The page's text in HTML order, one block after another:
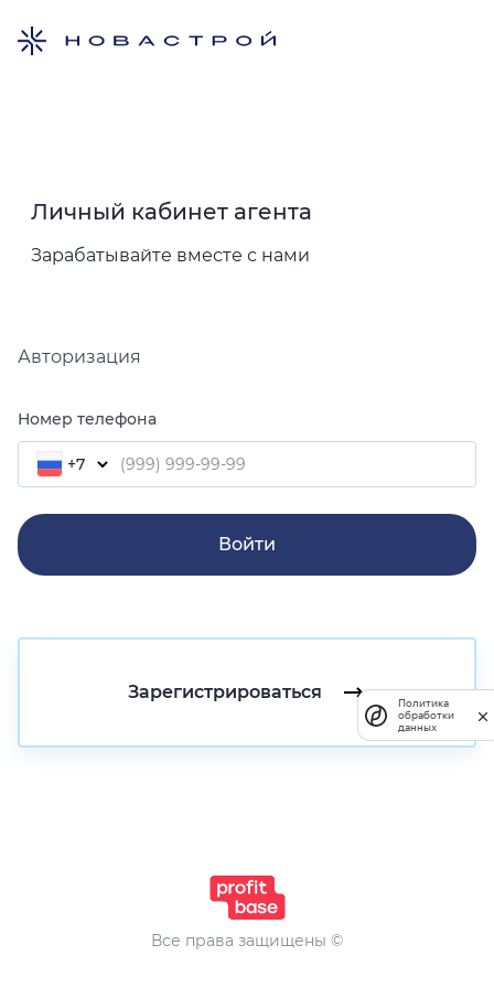
Личный кабинет агента
Зарабатывайте вместе с нами
Авторизация
Номер телефона
+7
Войти
Зарегистрироваться
Все права защищены ©
Политика
обработки
данных